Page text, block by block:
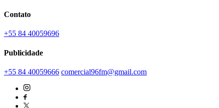
Contato
+55 84 40059696
Publicidade
+55 84 40059666 comercial96fm@gmail.com